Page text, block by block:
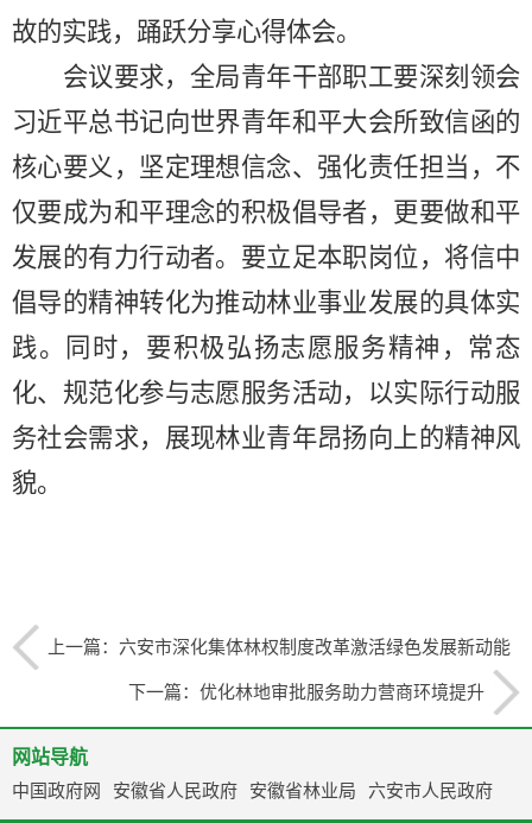
故的实践，踊跃分享心得体会。
会议要求，全局青年干部职工要深刻领会
习近平总书记向世界青年和平大会所致信函的
核心要义，坚定理想信念、强化责任担当，不
仅要成为和平理念的积极倡导者，更要做和平
发展的有力行动者。要立足本职岗位，将信中
倡导的精神转化为推动林业事业发展的具体实
践。同时，要积极弘扬志愿服务精神，常态
化、规范化参与志愿服务活动，以实际行动服
务社会需求，展现林业青年昂扬向上的精神风
貌。
上一篇： 六安市深化集体林权制度改革激活绿色发展新动能
下一篇： 优化林地审批服务助力营商环境提升
网站导航
中国政府网
安徽省人民政府 安徽省林业局 六安市人民政府